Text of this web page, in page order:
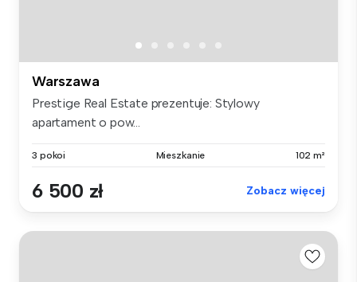
Warszawa
Prestige Real Estate prezentuje: Stylowy
apartament o pow...
3 pokoi Mieszkanie 102 m²
6 500 zł Zobacz więcej